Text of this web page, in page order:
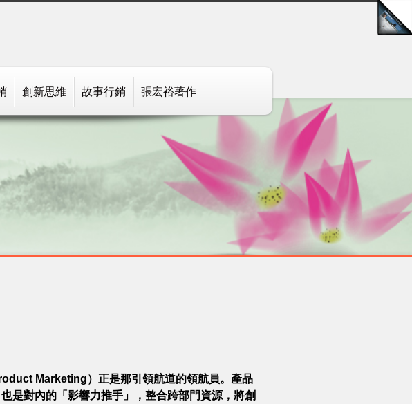
創新思維 故事行銷 張宏裕著作
Marketing）正是那引領航道的領航員。產品
是對內的「影響力推手」，整合跨部門資源，將創